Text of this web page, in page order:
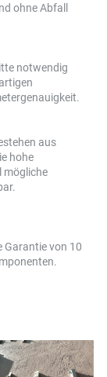
ohne Abfall
notwendig
aus
hohe
mögliche
Garantie von 10